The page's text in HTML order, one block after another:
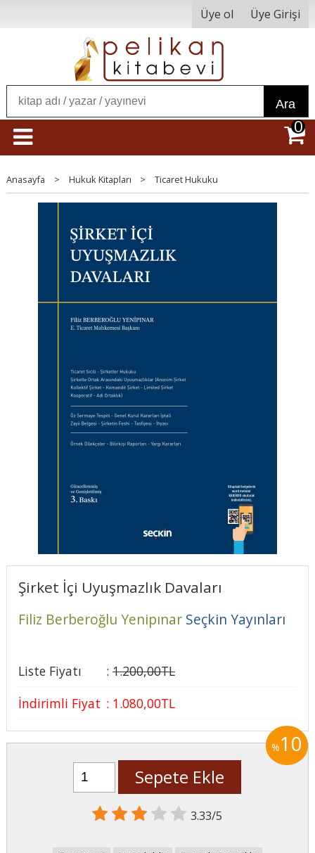
Üye ol Üye Girişi
Ara
0
Anasayfa > Hukuk Kitapları > Ticaret Hukuku
Şirket İçi Uyuşmazlık Davaları
Filiz Berberoğlu Yenipınar Seçkin Yayınları
Liste Fiyatı : 1.200,00TL
İndirimli Fiyat : 1.080,00TL
%10
Sepete Ekle
3.33/5